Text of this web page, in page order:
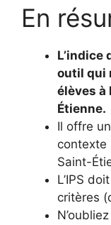
En
L’indice
outil qui
élèves à
Étienne.
Il offre
contexte
Saint-
L’IPS
critères